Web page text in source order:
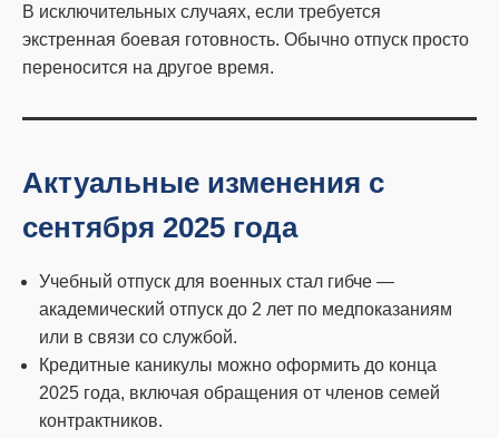
В исключительных случаях, если требуется
экстренная боевая готовность. Обычно отпуск просто
переносится на другое время.
Актуальные изменения с
сентября 2025 года
Учебный отпуск для военных стал гибче —
академический отпуск до 2 лет по медпоказаниям
или в связи со службой.
Кредитные каникулы можно оформить до конца
2025 года, включая обращения от членов семей
контрактников.